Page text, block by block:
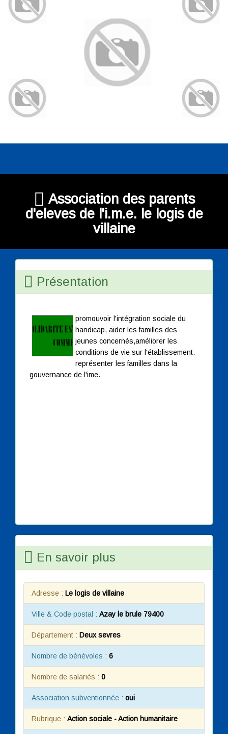
Association des parents
d'eleves de l'i.m.e. le logis de
villaine
Présentation
promouvoir l'intégration sociale du
handicap, aider les familles des
jeunes concernés,améliorer les
conditions de vie sur l'établissement.
représenter les familles dans la
gouvernance de l'ime.
En savoir plus
Adresse : Le logis de villaine
Ville & Code postal : Azay le brule 79400
Département : Deux sevres
Nombre de bénévoles : 6
Nombre de salariés : 0
Association subventionnée : oui
Rubrique : Action sociale - Action humanitaire